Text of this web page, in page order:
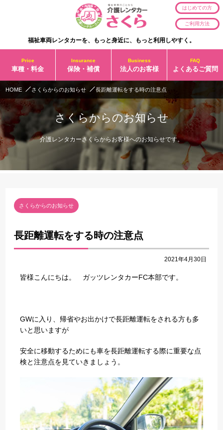
福祉車両レンタカーを、もっと身近に、もっと利用しやすく。
はじめての方
ご利用方法
Price
車種・料金
Insurance
保険・補償
Business
法人のお客様
FAQ
よくあるご質問
HOME さくらからのお知らせ 長距離運転をする時の注意点
さくらからのお知らせ
介護レンタカーさくらからお客様へのお知らせです。
さくらからのお知らせ
長距離運転をする時の注意点
2021年4月30日
皆様こんにちは。 ガッツレンタカーFC本部です。
GWに入り、帰省やお出かけで長距離運転をされる方も多
いと思いますが
安全に移動するためにも車を長距離運転する際に重要な点
検と注意点を見ていきましょう。